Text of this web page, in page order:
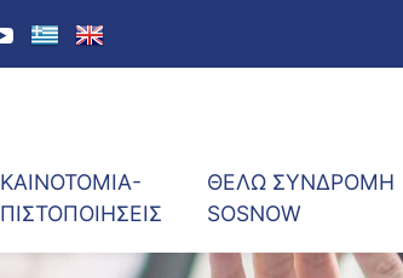
ΚΑΙΝΟΤΟΜΙΑ-
ΠΙΣΤΟΠΟΙΗΣΕΙΣ
ΘΕΛΩ ΣΥΝΔΡΟΜΗ
SOSNOW